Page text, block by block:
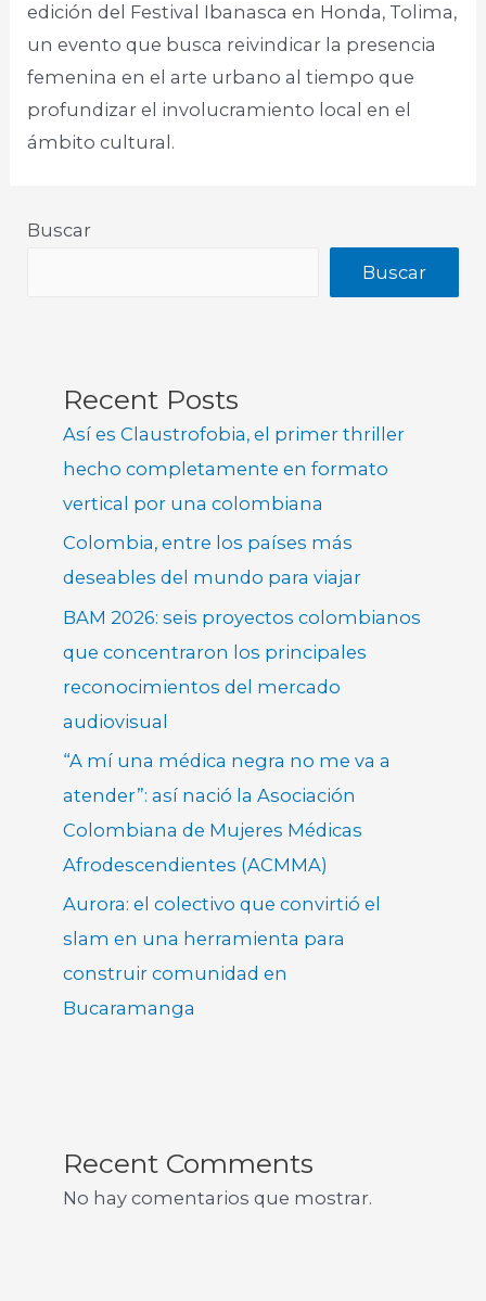
edición del Festival Ibanasca en Honda, Tolima,
un evento que busca reivindicar la presencia
femenina en el arte urbano al tiempo que
profundizar el involucramiento local en el
ámbito cultural. ​
Buscar
Buscar
Recent Posts
Así es Claustrofobia, el primer thriller
hecho completamente en formato
vertical por una colombiana
Colombia, entre los países más
deseables del mundo para viajar
BAM 2026: seis proyectos colombianos
que concentraron los principales
reconocimientos del mercado
audiovisual
“A mí una médica negra no me va a
atender”: así nació la Asociación
Colombiana de Mujeres Médicas
Afrodescendientes (ACMMA)
Aurora: el colectivo que convirtió el
slam en una herramienta para
construir comunidad en
Bucaramanga
Recent Comments
No hay comentarios que mostrar.